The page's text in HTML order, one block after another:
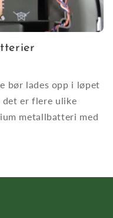
bør lades opp i løpet
er flere ulike
metallbatteri med